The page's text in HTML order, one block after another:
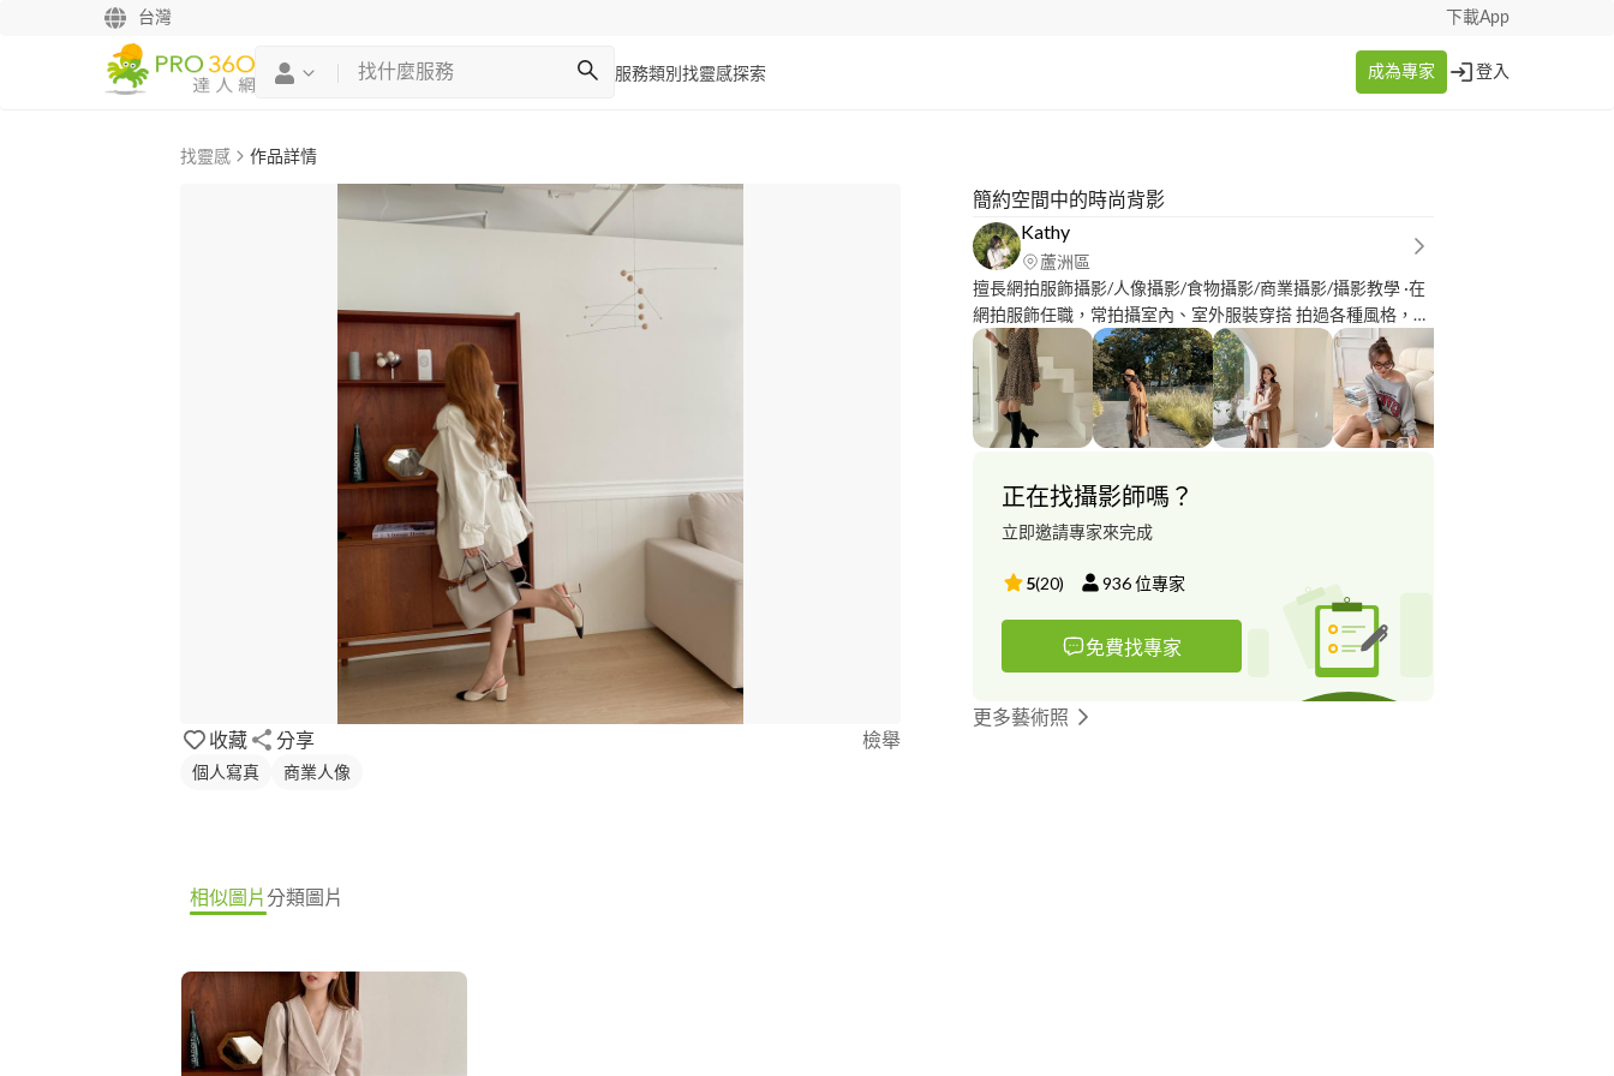
台灣 下載App
服務類別 找靈感探索 成為專家 登入
找靈感 作品詳情
收藏 分享 檢舉
個人寫真 商業人像
簡約空間中的時尚背影
Kathy
蘆洲區
擅長網拍服飾攝影/人像攝影/食物攝影/商業攝影/攝影教學 ·在
網拍服飾任職，常拍攝室內、室外服裝穿搭 拍過各種風格，韓
系、日系、 美式休閒、戶外自然風格等 （可參考相簿、個人檔
案連結） 多用手機拍攝，也有自備相機可進行拍攝 歡迎一起討
論想拍攝的風格與細節☺️ ·自己經營過一千多粉絲的美食帳號
擅長拍攝各式甜點、熟食 也有自備道具，拍攝情境商品照 也曾
與商家合作拍攝 詳細可參考個人檔案連結? ·經常進行後製修圖
正在找攝影師嗎？
立即邀請專家來完成
5(20) 936位專家
免費找專家
更多藝術照
相似圖片分類圖片